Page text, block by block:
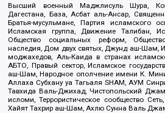
Высший военный Маджлисуль Шура,
Дагестана, База, Асбат аль-Ансар,
Братья-мусульмане, Партия исламского
Исламская группа, Движение Талибан,
Общество социальных реформ,
наследия, Дом двух святых, Джунд аш-Шам,
моджахедов, Аль-Каида в странах
АБТО, Правый сектор, Исламское
аш-Шам, Народное ополчение имени К.
Аллаха Субхану уа Тагьаля SHAM, АУМ
Тавхида Валь-Джихад, Чистопольский
исломи, Террористическое сообщество
Хайят Тахрир аш-Шам, Ахлю Сунна Валь